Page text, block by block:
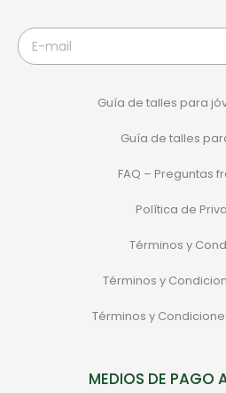
Guía de talles para
Guía de talles
FAQ – Preguntas
Política de
Términos y
Términos y
Términos y
MEDIOS DE PAGO